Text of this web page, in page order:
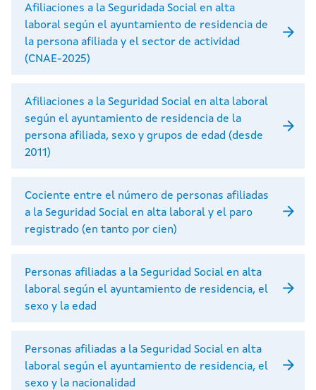
Afiliaciones a la Seguridada Social en alta
laboral según el ayuntamiento de residencia de
la persona afiliada y el sector de actividad
(CNAE-2025)
Afiliaciones a la Seguridad Social en alta laboral
según el ayuntamiento de residencia de la
persona afiliada, sexo y grupos de edad (desde
2011)
Cociente entre el número de personas afiliadas
a la Seguridad Social en alta laboral y el paro
registrado (en tanto por cien)
Personas afiliadas a la Seguridad Social en alta
laboral según el ayuntamiento de residencia, el
sexo y la edad
Personas afiliadas a la Seguridad Social en alta
laboral según el ayuntamiento de residencia, el
sexo y la nacionalidad